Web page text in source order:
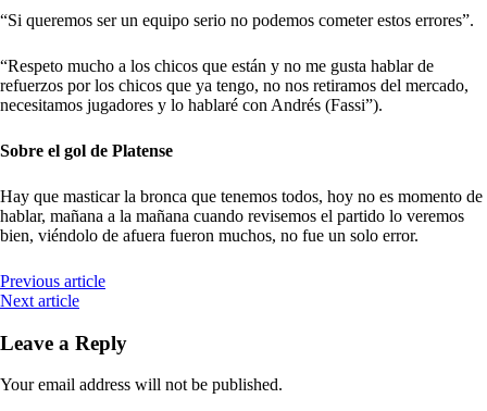
“Si queremos ser un equipo serio no podemos cometer estos errores”.
“Respeto mucho a los chicos que están y no me gusta hablar de
refuerzos por los chicos que ya tengo, no nos retiramos del mercado,
necesitamos jugadores y lo hablaré con Andrés (Fassi”).
Sobre el gol de Platense
Hay que masticar la bronca que tenemos todos, hoy no es momento de
hablar, mañana a la mañana cuando revisemos el partido lo veremos
bien, viéndolo de afuera fueron muchos, no fue un solo error.
Previous article
Next article
Leave a Reply
Your email address will not be published.